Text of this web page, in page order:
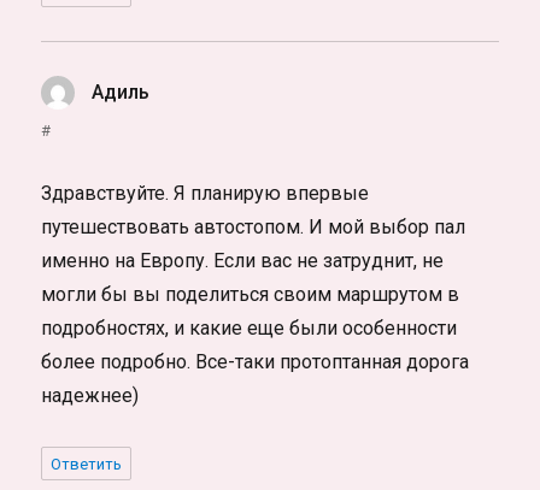
Адиль
#
Здравствуйте. Я планирую впервые
путешествовать автостопом. И мой выбор пал
именно на Европу. Если вас не затруднит, не
могли бы вы поделиться своим маршрутом в
подробностях, и какие еще были особенности
более подробно. Все-таки протоптанная дорога
надежнее)
Ответить